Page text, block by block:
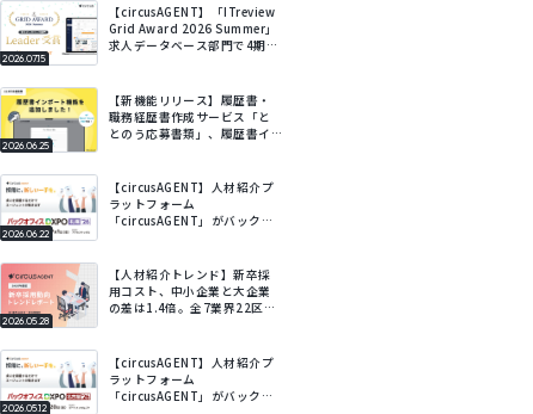
2026.07.15
【circusAGENT】「ITreview
Grid Award 2026 Summer」
求人データベース部門で4期連
2026.06.25
【新機能リリース】履歴書・
職務経歴書作成サービス「と
とのう応募書類」、履歴書イ
けでフォームに自動で入力。
2026.06.22
【circusAGENT】人材紹介プ
ラットフォーム
「circusAGENT」がバックオ
援。
2026.05.28
【人材紹介トレンド】新卒採
用コスト、中小企業と大企業
の差は1.4倍。全7業界22区
2026.05.12
【circusAGENT】人材紹介プ
ラットフォーム
「circusAGENT」がバックオ